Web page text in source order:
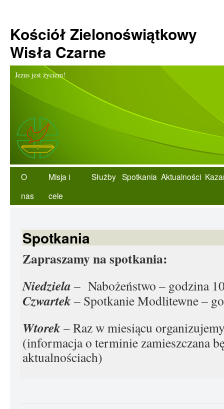
Kościół Zielonoświątkowy
Wisła Czarne
Jezus jest życiem!
O
nas
Misja i
cele
Służby Spotkania Aktualności
Spotkania
Zapraszamy na spotkania:
Niedziela – Nabożeństwo – godzina
Czwartek– Spotkanie Modlitewne –
Wtorek– Raz w miesiącu
(informacja o terminie zamieszczana
aktualnościach)